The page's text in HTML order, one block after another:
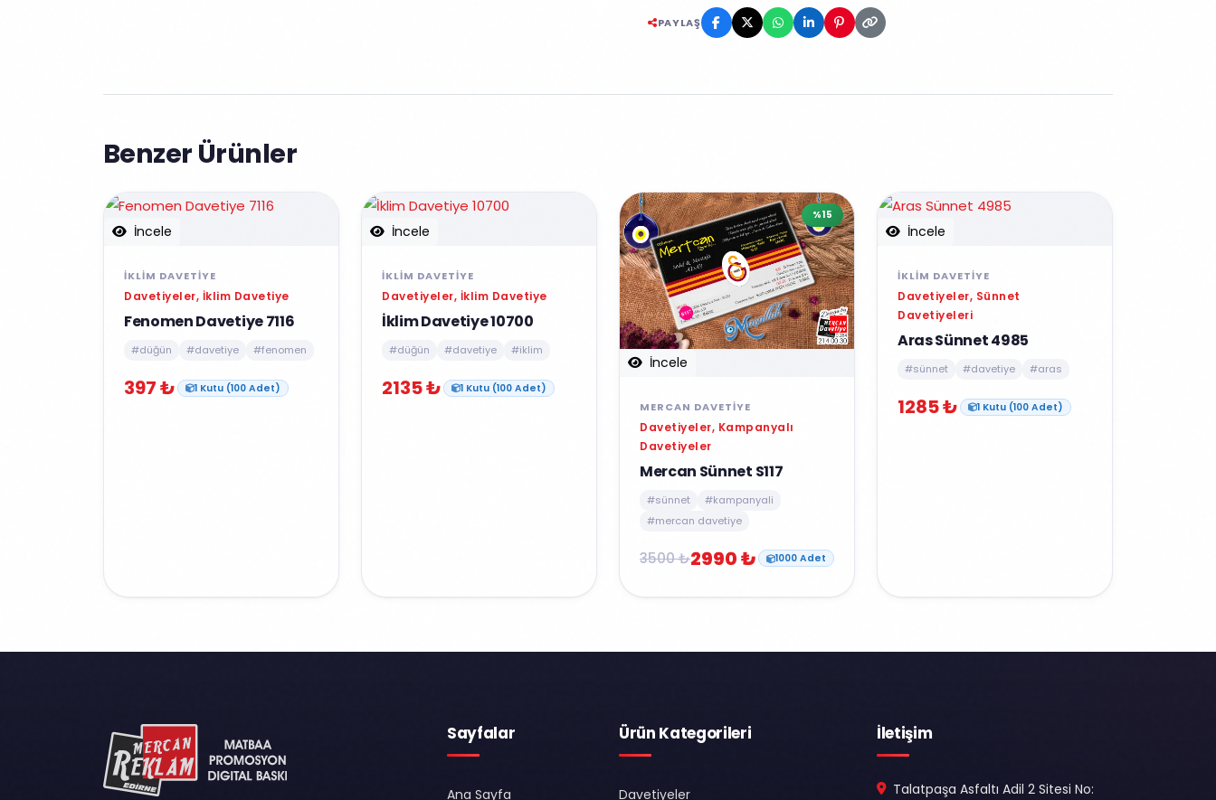
PAYLAŞ
Benzer Ürünler
İncele
İKLIM DAVETIYE
Davetiyeler, İklim Davetiye
Fenomen Davetiye 7116
#düğün #davetiye #fenomen
397 ₺ 1 Kutu (100 Adet)
İncele
İKLIM DAVETIYE
Davetiyeler, İklim Davetiye
İklim Davetiye 10700
#düğün #davetiye #iklim
2135 ₺ 1 Kutu (100 Adet)
İncele
%15
MERCAN DAVETIYE
Davetiyeler, Kampanyalı
Davetiyeler
Mercan Sünnet S117
#sünnet
#kampanyali
#mercan davetiye
3500 ₺2990 ₺ 1000 Adet
İncele
İKLIM DAVETIYE
Davetiyeler, Sünnet
Davetiyeleri
Aras Sünnet 4985
#sünnet #davetiye #aras
1285 ₺ 1 Kutu (100 Adet)
Sayfalar
Ana Sayfa
Ürün Kategorileri
Davetiyeler
İletişim
Talatpaşa Asfaltı Adil 2 Sitesi No: